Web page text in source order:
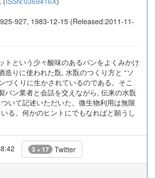
927, 1983-12-15 (Released:2011-11-
トという少々酸味のあるパンをよくみかけ
造りに使われた翫, 水翫のつくり方と “ソ
づくりに生かされているのである。そこ
パン業者と会話を交えながら, 伝来の水翫
いて記述いただいた。微生物利用は無限
る。何かのヒントにでもなればと願うし
3 + 17 Twitter